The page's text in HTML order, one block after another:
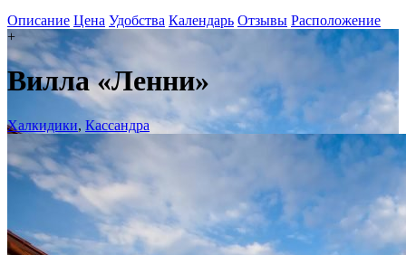
Описание Цена Удобства Календарь Отзывы Расположение
+
Вилла «Ленни»
Халкидики, Кассандра